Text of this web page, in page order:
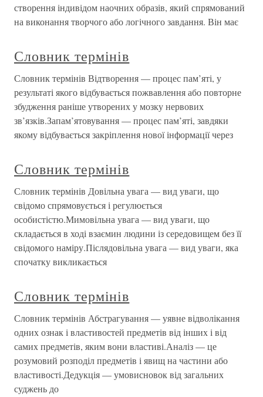
створення індивідом наочних образів, який спрямований
на виконання творчого або логічного завдання. Він має
Словник термінів
Словник термінів Відтворення — процес пам’яті, у
результаті якого відбувається пожвавлення або повторне
збудження раніше утворених у мозку нервових
зв’язків.Запам’ятовування — процес пам’яті, завдяки
якому відбувається закріплення нової інформації через
Словник термінів
Словник термінів Довільна увага — вид уваги, що
свідомо спрямовується і регулюється
особистістю.Мимовільна увага — вид уваги, що
складається в ході взаємин людини із середовищем без її
свідомого наміру.Післядовільна увага — вид уваги, яка
спочатку викликається
Словник термінів
Словник термінів Абстрагування — уявне відволікання
одних ознак і властивостей предметів від інших і від
самих предметів, яким вони властиві.Аналіз — це
розумовий розподіл предметів і явищ на частини або
властивості.Дедукція — умовисновок від загальних
суджень до